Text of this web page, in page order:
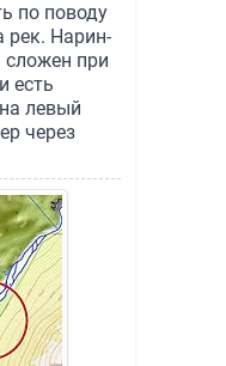
по поводу
рек. Нарин-
сложен при
есть
левый
через